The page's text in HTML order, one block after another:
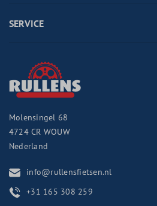
SERVICE
Molensingel 68
4724 CR WOUW
Nederland
info@rullensfietsen.nl
+31 165 308 259